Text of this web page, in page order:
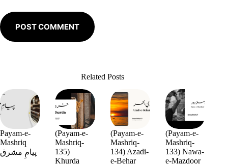
POST COMMENT
Related Posts
Payam-e-
Mashriq
پیامِ مشرق
(Payam-e-
Mashriq-
135)
Khurda
(Payam-e-
Mashriq-
134) Azadi-
e-Behar
(Payam-e-
Mashriq-
133) Nawa-
e-Mazdoor